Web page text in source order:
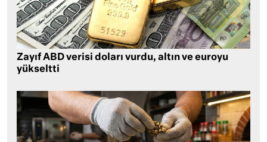
Zayıf ABD verisi doları vurdu, altın ve euroyu
yükseltti